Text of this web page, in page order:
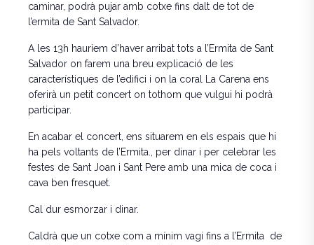
caminar, podrà pujar amb cotxe fins dalt de tot de
l’ermita de Sant Salvador.
A les 13h hauríem d’haver arribat tots a l’Ermita de Sant
Salvador on farem una breu explicació de les
característiques de l’edifici i on la coral La Carena ens
oferirà un petit concert on tothom que vulgui hi podrà
participar.
En acabar el concert, ens situarem en els espais que hi
ha pels voltants de l’Ermita., per dinar i per celebrar les
festes de Sant Joan i Sant Pere amb una mica de coca i
cava ben fresquet.
Cal dur esmorzar i dinar.
Caldrà que un cotxe com a mínim vagi fins a l’Ermita de